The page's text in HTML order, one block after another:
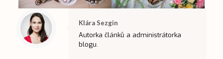
Klára Sezgin
Autorka článků a administrátorka
blogu.